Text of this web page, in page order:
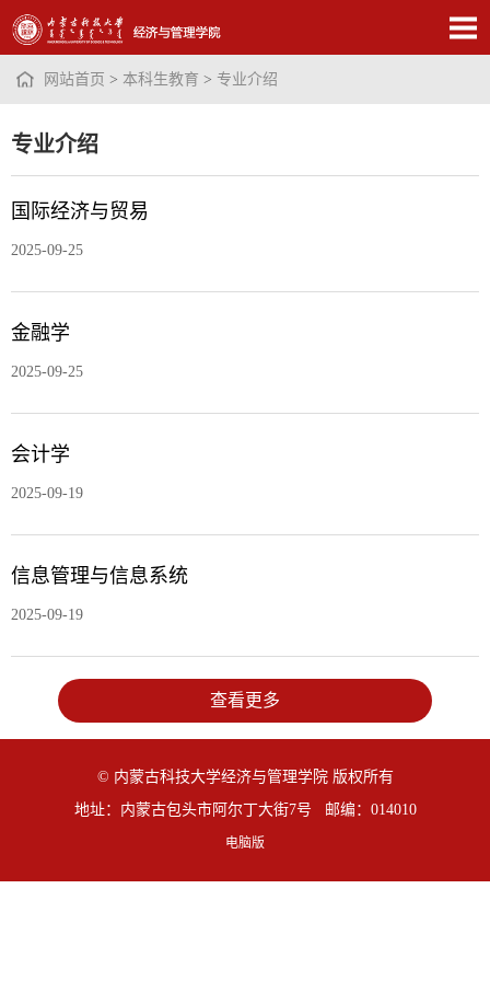
网站首页 > 本科生教育 > 专业介绍
专业介绍
国际经济与贸易
2025-09-25
金融学
2025-09-25
会计学
2025-09-19
信息管理与信息系统
2025-09-19
查看更多
© 内蒙古科技大学经济与管理学院 版权所有
地址：内蒙古包头市阿尔丁大街7号 邮编：014010
电脑版